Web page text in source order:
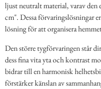
ljust neutralt material, varav
cm". Dessa förvaringslösningar
lösning för att organisera
Den större tygförvaringen står
dess fina vita yta och kontrast
bidrar till en harmonisk
förstärker känslan av